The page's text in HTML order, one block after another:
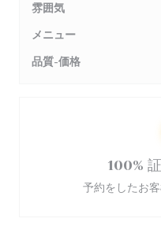
雰囲気
メニュー
品質-価格
100%
予約をしたお